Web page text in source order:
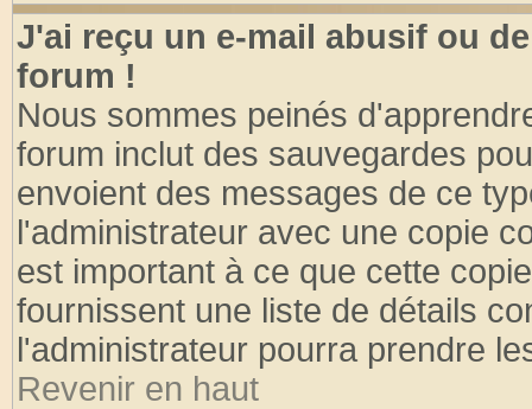
J'ai reçu un e-mail abusif ou
forum !
Nous sommes peinés
forum inclut des sauvegardes
envoient des messages de ce
l'administrateur avec une copie
est important à ce que cette
fournissent une liste de détails
l'administrateur pourra prendre
Revenir en haut